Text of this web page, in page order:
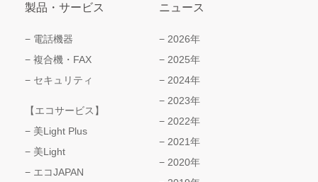
製品・サービス
電話機器
複合機・FAX
セキュリティ
【エコサービス】
美Light Plus
美Light
エコJAPAN
ニュース
2026年
2025年
2024年
2023年
2022年
2021年
2020年